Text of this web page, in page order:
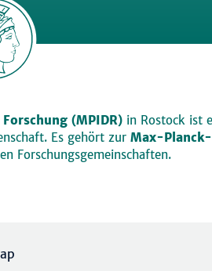
(MPIDR)in Rostock ist
Es gehört zur Max-
Forschungsgemeinschaften.